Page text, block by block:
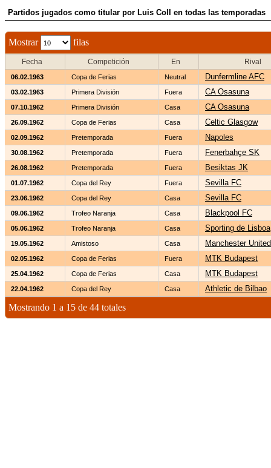
Partidos jugados como titular por Luis Coll en todas las temporadas
Mostrar filas
Fecha Competición En Rival
06.02.1963 Copa de Ferias Neutral Dunfermline AFC
03.02.1963 Primera División Fuera CA Osasuna
07.10.1962 Primera División Casa CA Osasuna
26.09.1962 Copa de Ferias Casa Celtic Glasgow
02.09.1962 Pretemporada Fuera Napoles
30.08.1962 Pretemporada Fuera Fenerbahçe SK
26.08.1962 Pretemporada Fuera Besiktas JK
01.07.1962 Copa del Rey Fuera Sevilla FC
23.06.1962 Copa del Rey Casa Sevilla FC
09.06.1962 Trofeo Naranja Casa Blackpool FC
05.06.1962 Trofeo Naranja Casa Sporting de Lisboa
19.05.1962 Amistoso Casa Manchester United
02.05.1962 Copa de Ferias Fuera MTK Budapest
25.04.1962 Copa de Ferias Casa MTK Budapest
22.04.1962 Copa del Rey Casa Athletic de Bilbao
Mostrando 1 a 15 de 44 totales